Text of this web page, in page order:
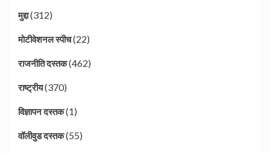
मुद्दा(312)
मोटीवेशनल स्पीच(22)
राजनीति दस्तक(462)
राष्ट्रीय(370)
विज्ञापन दस्तक(1)
वॉलीवुड दस्तक(55)